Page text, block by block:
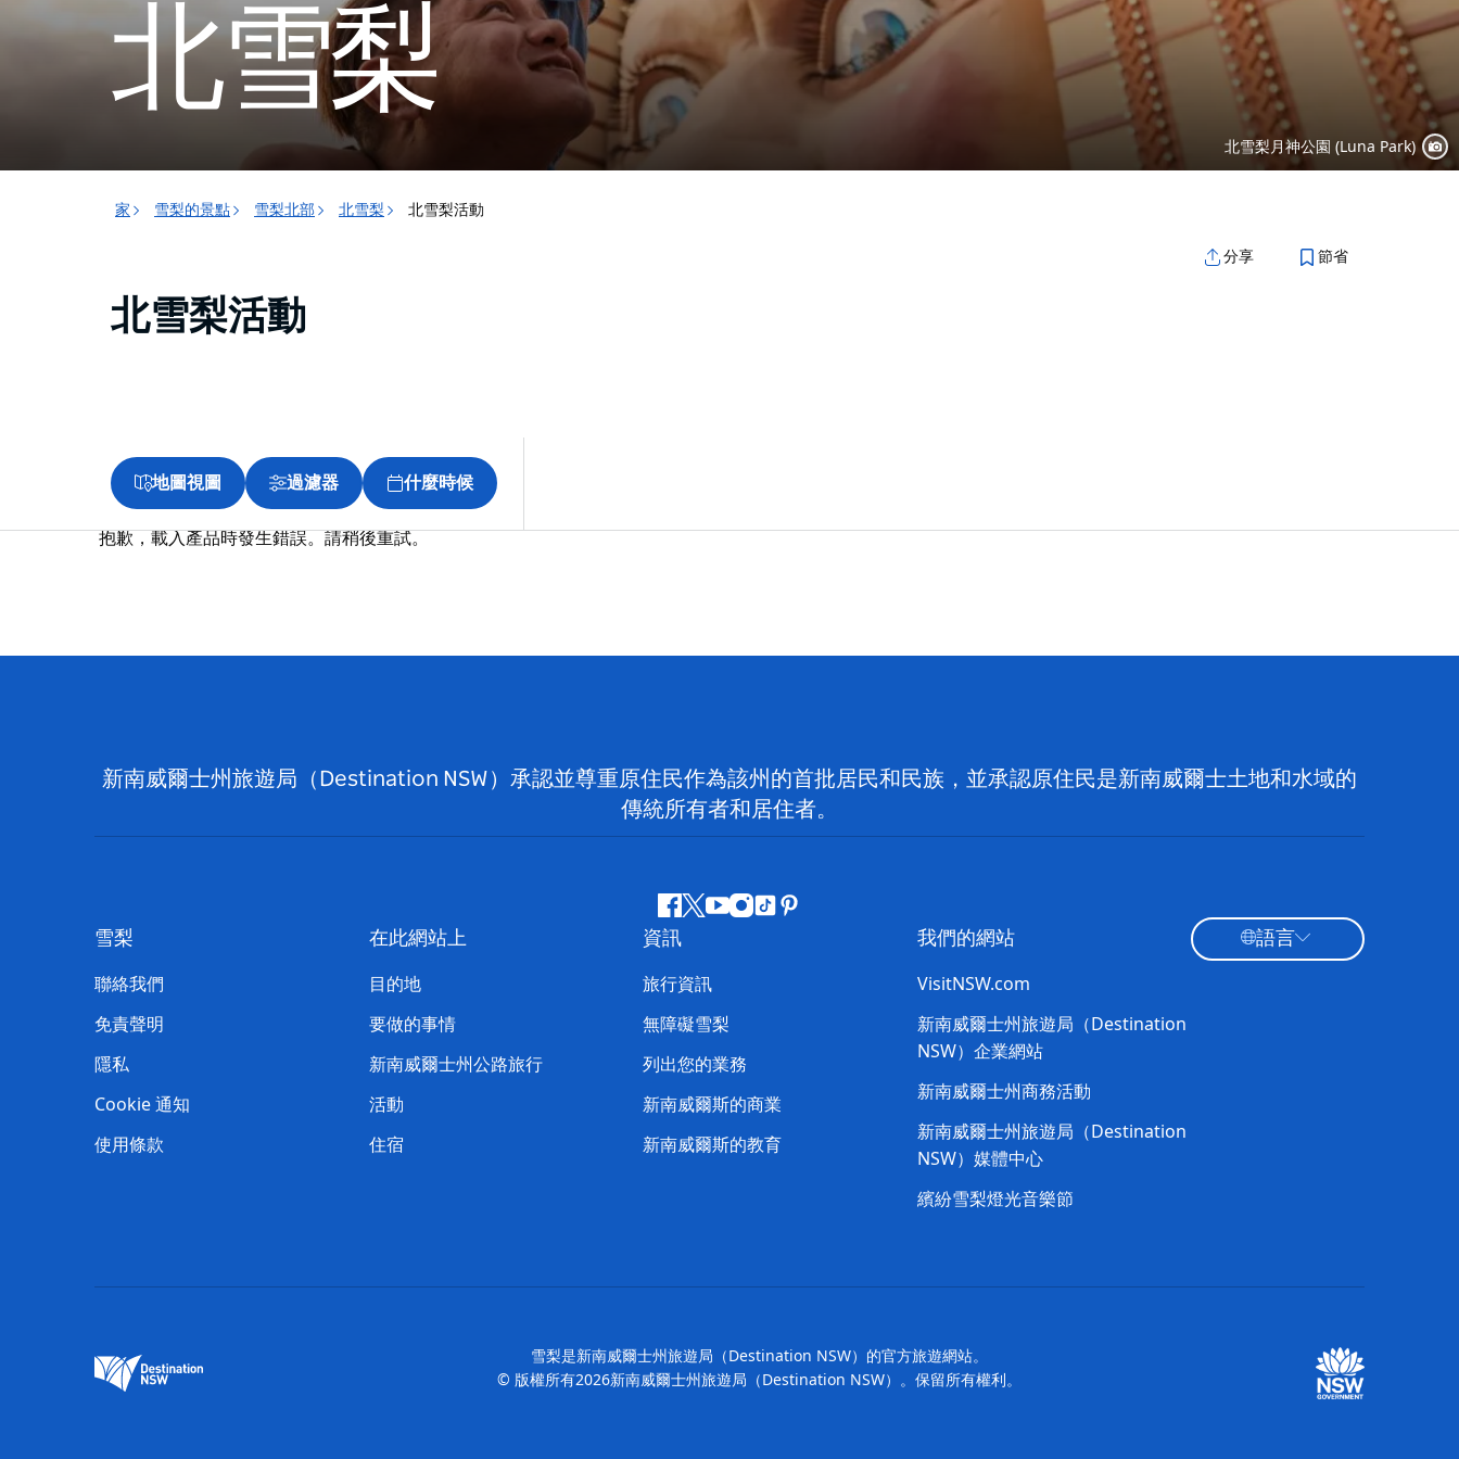
北雪梨
北雪梨月神公園 (Luna Park)
家 雪梨的景點 雪梨北部 北雪梨 北雪梨活動
分享 節省
北雪梨活動
地圖視圖 過濾器 什麼時候
抱歉，載入產品時發生錯誤。請稍後重試。
新南威爾士州旅遊局（Destination NSW）承認並尊重原住民作為該州的首批居民和民族，並承認原住民是新南威爾士土地和水域的
傳統所有者和居住者。
Facebook
嘰
喳
喳
Youtube
Instagram
抖 Pinterest
雪梨
聯絡我們
免責聲明
隱私
Cookie 通知
使用條款
在此網站上
目的地
要做的事情
新南威爾士州公路旅行
活動
住宿
資訊
旅行資訊
無障礙雪梨
列出您的業務
新南威爾斯的商業
新南威爾斯的教育
我們的網站
VisitNSW.com
新南威爾士州旅遊局（Destination
NSW）企業網站
新南威爾士州商務活動
新南威爾士州旅遊局（Destination
NSW）媒體中心
繽紛雪梨燈光音樂節
語言
雪梨是新南威爾士州旅遊局（Destination NSW）的官方旅遊網站。
© 版權所有2026新南威爾士州旅遊局（Destination NSW）。保留所有權利。